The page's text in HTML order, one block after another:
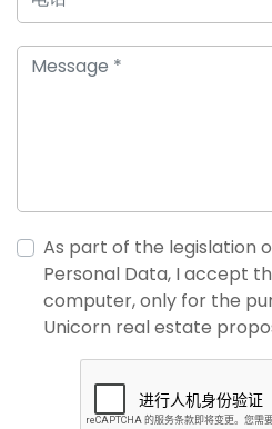
As part of the legislation
Personal Data, I accept
computer, only for the
Unicorn real estate